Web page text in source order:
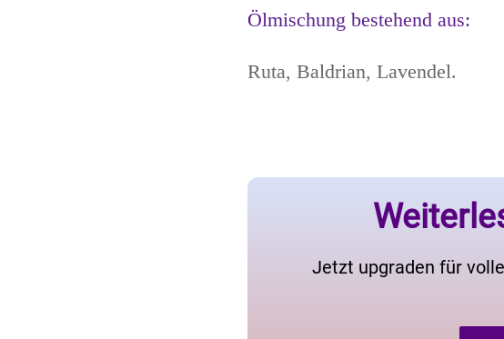
Ölmischung bestehend aus:
Ruta, Baldrian, Lavendel.
Jetzt upgraden für